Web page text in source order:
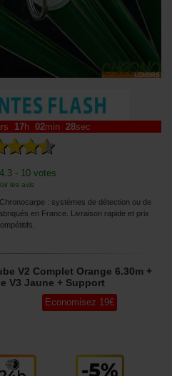
17h 02min 27sec
- 10 votes
les avis
: systèmes de détection ou de
en France. Livraison rapide et prix
V2 Complet Orange 6.30m +
V3 Jaune + Support
Economisez 19€